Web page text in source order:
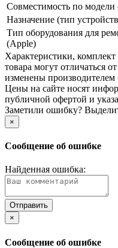
Совместимость по модели
Назначение (тип
Тип оборудования для
(Apple)
Xарактеристики,
товара могут отличаться
изменены производителем
Цены на сайте носят
публичной офертой и
Заметили ошибку?
×
Сообщение об ошибке
Найденная ошибка:
×
Сообщение об ошибке